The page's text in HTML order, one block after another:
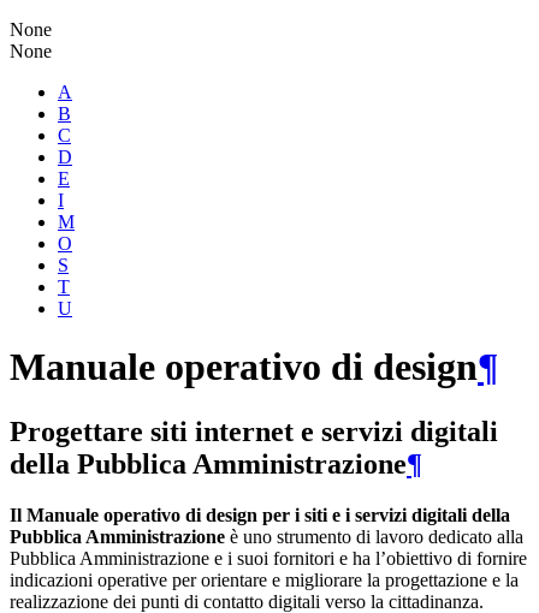
None
None
A
B
C
D
E
I
M
O
S
T
U
Manuale operativo di design¶
Progettare siti internet e servizi digitali
della Pubblica Amministrazione¶
Il Manuale operativo di design per i siti e i servizi digitali della
Pubblica Amministrazione è uno strumento di lavoro dedicato alla
Pubblica Amministrazione e i suoi fornitori e ha l’obiettivo di fornire
indicazioni operative per orientare e migliorare la progettazione e la
realizzazione dei punti di contatto digitali verso la cittadinanza.